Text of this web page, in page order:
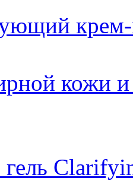
кожи